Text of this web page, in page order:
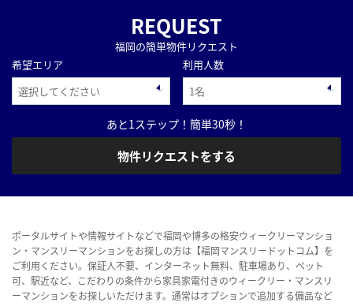
REQUEST
福岡の簡単物件リクエスト
希望エリア
利用人数
あと1ステップ！簡単30秒！
物件リクエストをする
ポータルサイトや情報サイトなどで福岡や博多の格安ウィークリーマンショ
ン・マンスリーマンションをお探しの方は【福岡マンスリードットコム】を
ご利用ください。保証人不要、インターネット無料、駐車場あり、ペット
可、駅近など、こだわりの条件から家具家電付きのウィークリー・マンスリ
ーマンションをお探しいただけます。通常はオプションで追加する備品など